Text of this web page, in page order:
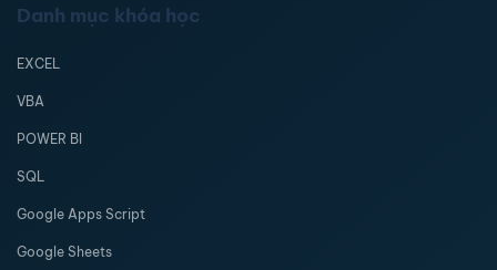
Danh mục khóa học
EXCEL
VBA
POWER BI
SQL
Google Apps Script
Google Sheets